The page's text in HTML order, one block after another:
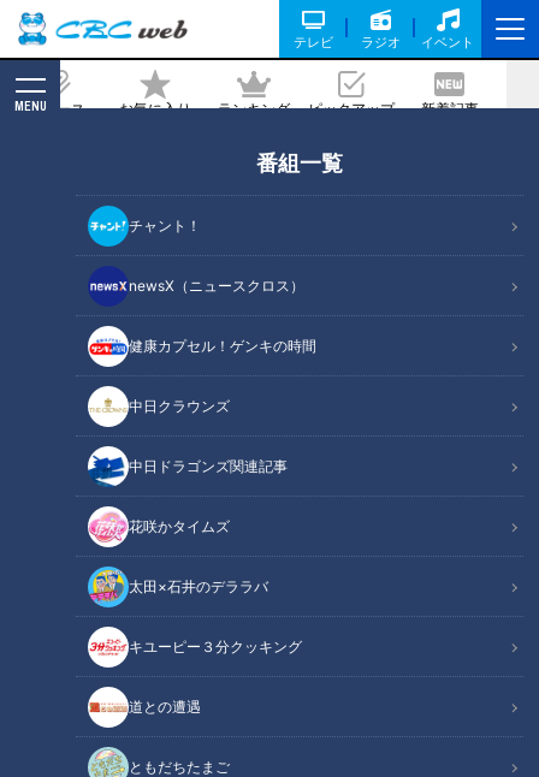
テレビ ラジオ イベント
ニュース お気に入り ランキング ピックアップ 新着記事
MENU
番組一覧
チャント！
newsX（ニュースクロス）
健康カプセル！ゲンキの時間
中日クラウンズ
中日ドラゴンズ関連記事
花咲かタイムズ
太田×石井のデララバ
キユーピー３分クッキング
道との遭遇
ともだちたまご
記事に戻る
2月の旬食材
この記事の画像